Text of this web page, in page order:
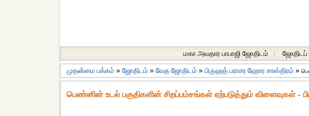
மகா அவதார பாபாஜி ஜோதிடம்
முதன்மை பக்கம் » ஜோதிடம் » வேத ஜோதிடம் » பிருஹத் பராசர ஹோர சாஸ்திரம் »
பெண்னின் உடல் பகுதிகளின் சிறப்பம்சங்கள் ஏற்படுத்தும் விளைவுகள் -